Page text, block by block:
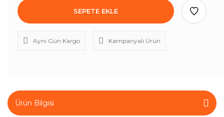
SEPETE EKLE
Aynı Gün Kargo Kampanyalı Ürün
Ürün Bilgisi